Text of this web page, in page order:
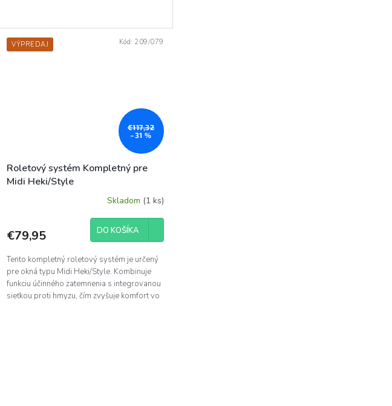
VÝPREDAJ
€117,32
–31 %
Roletový systém Kompletný pre
Midi Heki/Style
Skladom (1 ks)
€79,95 DO KOŠÍKA
Tento kompletný roletový systém je určený
pre okná typu Midi Heki/Style. Kombinuje
funkciu účinného zatemnenia s integrovanou
sieťkou proti hmyzu, čím zvyšuje komfort vo
Kód: 209/079